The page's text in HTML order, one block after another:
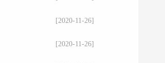
[2020-11-26]
[2020-11-26]